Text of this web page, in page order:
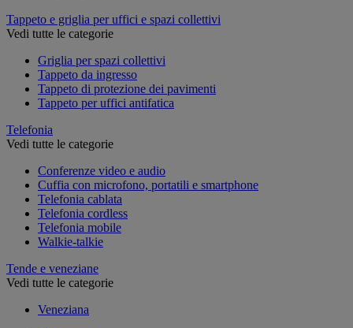
Tappeto e griglia per uffici e spazi collettivi
Vedi tutte le categorie
Griglia per spazi collettivi
Tappeto da ingresso
Tappeto di protezione dei pavimenti
Tappeto per uffici antifatica
Telefonia
Vedi tutte le categorie
Conferenze video e audio
Cuffia con microfono, portatili e smartphone
Telefonia cablata
Telefonia cordless
Telefonia mobile
Walkie-talkie
Tende e veneziane
Vedi tutte le categorie
Veneziana